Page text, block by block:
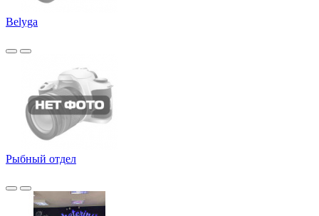
Belyga
Рыбный отдел